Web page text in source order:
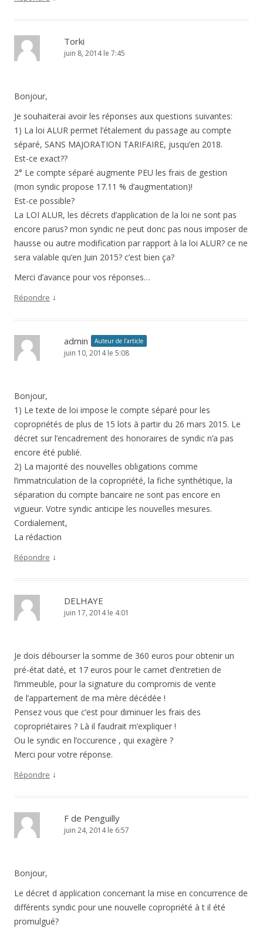
Torki
juin 8, 2014 le 7:45
Bonjour,
Je souhaiterai avoir les réponses aux questions suivantes:
1) La loi ALUR permet l’étalement du passage au compte
séparé, SANS MAJORATION TARIFAIRE, jusqu’en 2018.
Est-ce exact??
2° Le compte séparé augmente PEU les frais de gestion
(mon syndic propose 17.11 % d’augmentation)!
Est-ce possible?
La LOI ALUR, les décrets d’application de la loi ne sont pas
encore parus? mon syndic ne peut donc pas nous imposer de
hausse ou autre modification par rapport à la loi ALUR? ce ne
sera valable qu’en Juin 2015? c’est bien ça?
Merci d’avance pour vos réponses…
Répondre ↓
admin Auteur de l’article
juin 10, 2014 le 5:08
Bonjour,
1) Le texte de loi impose le compte séparé pour les
copropriétés de plus de 15 lots à partir du 26 mars 2015. Le
décret sur l’encadrement des honoraires de syndic n’a pas
encore été publié.
2) La majorité des nouvelles obligations comme
l’immatriculation de la copropriété, la fiche synthétique, la
séparation du compte bancaire ne sont pas encore en
vigueur. Votre syndic anticipe les nouvelles mesures.
Cordialement,
La rédaction
Répondre ↓
DELHAYE
juin 17, 2014 le 4:01
Je dois débourser la somme de 360 euros pour obtenir un
pré-état daté, et 17 euros pour le carnet d’entretien de
l’immeuble, pour la signature du compromis de vente
de l’appartement de ma mère décédée !
Pensez vous que c’est pour diminuer les frais des
copropriétaires ? Là il faudrait m’expliquer !
Ou le syndic en l’occurence , qui exagère ?
Merci pour votre réponse.
Répondre ↓
F de Penguilly
juin 24, 2014 le 6:57
Bonjour,
Le décret d application concernant la mise en concurrence de
différents syndic pour une nouvelle copropriété à t il été
promulgué?